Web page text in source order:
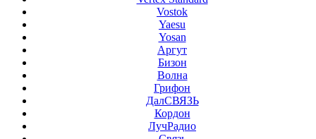
Vostok
Yaesu
Yosan
Аргут
Бизон
Волна
Грифон
ДалСВЯЗЬ
Кордон
ЛучРадио